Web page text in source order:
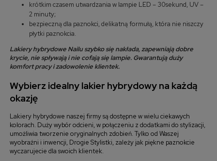
krótkim czasem utwardzania w lampie LED – 30sekund, UV –
2 minuty;
bezpieczną dla paznokci, delikatną formułą, która nie niszczy
płytki paznokcia.
Lakiery hybrydowe Nailu szybko się nakłada, zapewniają dobre
krycie, nie spływają i nie cofają się lampie. Gwarantują duży
komfort pracy i zadowolenie klientek.
Wybierz idealny lakier hybrydowy na każdą
okazję
Lakiery hybrydowe naszej firmy są dostępne w wielu ciekawych
kolorach. Duży wybór odcieni, w połączeniu z dodatkami do stylizacji,
umożliwia tworzenie oryginalnych zdobień. Tylko od Waszej
wyobraźni i inwencji, Drogie Stylistki, zależy jak piękne paznokcie
wyczarujecie dla swoich klientek.